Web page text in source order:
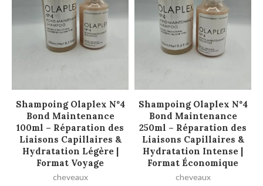
AJOUTER AU PANIER
Shampoing Olaplex Nº4
Bond Maintenance
100ml – Réparation des
Liaisons Capillaires &
Hydratation Légère |
Format Voyage
cheveaux
LIRE LA SUITE
Shampoing Olaplex Nº4
Bond Maintenance
250ml – Réparation des
Liaisons Capillaires &
Hydratation Intense |
Format Économique
cheveaux